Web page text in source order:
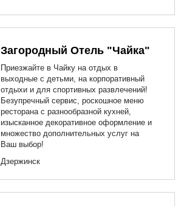
Загородный Отель "Чайка"
Приезжайте в Чайку на отдых в
выходные с детьми, на корпоративный
отдыхи и для спортивных развлечений!
Безупречный сервис, роскошное меню
ресторана с разнообразной кухней,
изысканное декоративное оформление и
множество дополнительных услуг на
Ваш выбор!
Дзержинск